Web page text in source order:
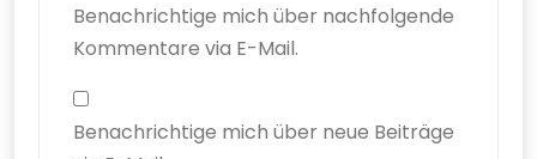
Benachrichtige mich über nachfolgende
Kommentare via E-Mail.
Benachrichtige mich über neue Beiträge